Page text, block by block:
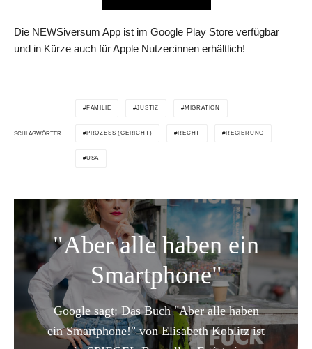
Die NEWSiversum App ist im Google Play Store verfügbar
und in Kürze auch für Apple Nutzer:innen erhältlich!
SCHLAGWÖRTER
FAMILIE JUSTIZ MIGRATION
PROZESS (GERICHT) RECHT REGIERUNG
USA
"Aber alle haben ein
Smartphone"
Google sagt: Das Buch "Aber alle haben
ein Smartphone!" von Elisabeth Koblitz ist